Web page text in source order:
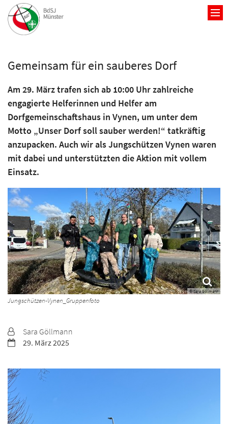
Zum Inhalt springen
Gemeinsam für ein sauberes Dorf
Am 29. März trafen sich ab 10:00 Uhr zahlreiche
engagierte Helferinnen und Helfer am
Dorfgemeinschaftshaus in Vynen, um unter dem
Motto „Unser Dorf soll sauber werden!“ tatkräftig
anzupacken. Auch wir als Jungschützen Vynen waren
mit dabei und unterstützten die Aktion mit vollem
Einsatz.
© Sara Göllmann
Jungschützen-Vynen_Gruppenfoto
Datum:29. März 2025
Von: Sara Göllmann